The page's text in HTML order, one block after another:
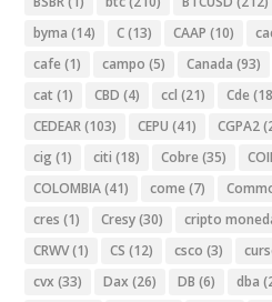
byma (14) C(13) CAAP (10)
cafe (1) campo (5) Canada (93)
cat (1) CBD (4) ccl (21) Cde
CEDEAR(103) CEPU (41) CGPA2
cig (1) citi (18) Cobre (35)
COLOMBIA(41) come (7)
cres (1) Cresy(30) cripto
CRWV(1) CS (12) csco (3)
cvx (33) Dax (26) DB (6) dba